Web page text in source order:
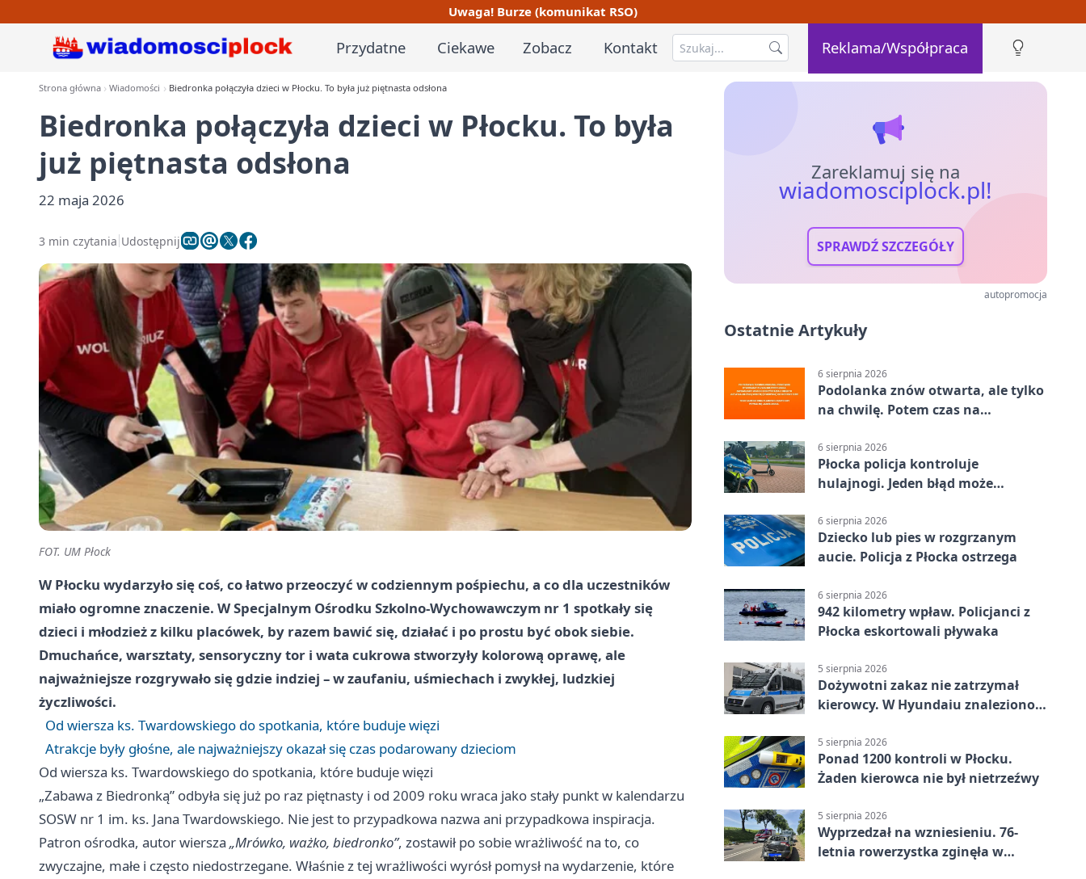
Uwaga! Burze (komunikat RSO)
Przydatne Ciekawe Zobacz Kontakt Reklama/Współpraca
Strona główna Wiadomości Biedronka połączyła dzieci w Płocku. To była już piętnasta odsłona
Biedronka połączyła dzieci w Płocku. To była
już piętnasta odsłona
22 maja 2026
3 min czytania Udostępnij
FOT. UM Płock
W Płocku wydarzyło się coś, co łatwo przeoczyć w codziennym pośpiechu, a co dla uczestników
miało ogromne znaczenie. W Specjalnym Ośrodku Szkolno-Wychowawczym nr 1 spotkały się
dzieci i młodzież z kilku placówek, by razem bawić się, działać i po prostu być obok siebie.
Dmuchańce, warsztaty, sensoryczny tor i wata cukrowa stworzyły kolorową oprawę, ale
najważniejsze rozgrywało się gdzie indziej – w zaufaniu, uśmiechach i zwykłej, ludzkiej
życzliwości.
Od wiersza ks. Twardowskiego do spotkania, które buduje więzi
Atrakcje były głośne, ale najważniejszy okazał się czas podarowany dzieciom
Od wiersza ks. Twardowskiego do spotkania, które buduje więzi
„Zabawa z Biedronką” odbyła się już po raz piętnasty i od 2009 roku wraca jako stały punkt w kalendarzu
SOSW nr 1 im. ks. Jana Twardowskiego. Nie jest to przypadkowa nazwa ani przypadkowa inspiracja.
Patron ośrodka, autor wiersza „Mrówko, ważko, biedronko”, zostawił po sobie wrażliwość na to, co
zwyczajne, małe i często niedostrzegane. Właśnie z tej wrażliwości wyrósł pomysł na wydarzenie, które
Zareklamuj się na
wiadomosciplock.pl!
SPRAWDŹ SZCZEGÓŁY
autopromocja
Ostatnie Artykuły
6 sierpnia 2026
Podolanka znów otwarta, ale tylko
na chwilę. Potem czas na
6 sierpnia 2026
Płocka policja kontroluje
hulajnogi. Jeden błąd może
6 sierpnia 2026
Dziecko lub pies w rozgrzanym
aucie. Policja z Płocka ostrzega
6 sierpnia 2026
942 kilometry wpław. Policjanci z
Płocka eskortowali pływaka
5 sierpnia 2026
Dożywotni zakaz nie zatrzymał
kierowcy. W Hyundaiu znaleziono
5 sierpnia 2026
Ponad 1200 kontroli w Płocku.
Żaden kierowca nie był nietrzeźwy
5 sierpnia 2026
Wyprzedzał na wzniesieniu. 76-
letnia rowerzystka zginęła w